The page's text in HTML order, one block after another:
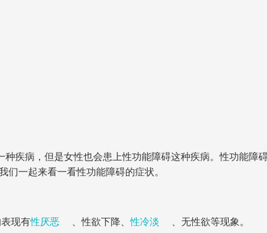
种疾病，但是女性也会患上性功能障碍这种疾病。性功能
们一起来看一看性功能障碍的症状。
表现有性厌恶 、性欲下降、性冷淡 、无性欲等现象。